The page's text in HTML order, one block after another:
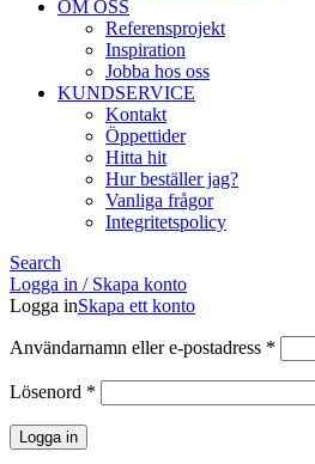
OM OSS
Referensprojekt
Inspiration
Jobba hos oss
KUNDSERVICE
Kontakt
Öppettider
Hitta hit
Hur beställer jag?
Vanliga frågor
Integritetspolicy
Search
Logga in / Skapa konto
Logga inSkapa ett konto
Användarnamn eller e-postadress *
Lösenord *
Logga in